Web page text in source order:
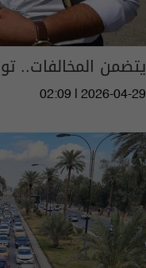
يتضمن المخالفات..
02:09 | 2026-04-29